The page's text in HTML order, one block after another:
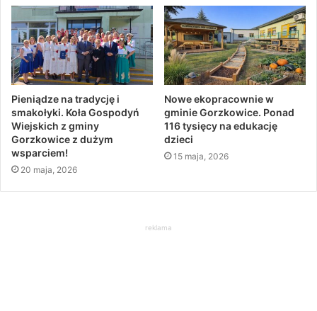
Pieniądze na tradycję i
smakołyki. Koła Gospodyń
Wiejskich z gminy
Gorzkowice z dużym
wsparciem!
20 maja, 2026
Nowe ekopracownie w
gminie Gorzkowice. Ponad
116 tysięcy na edukację
dzieci
15 maja, 2026
reklama